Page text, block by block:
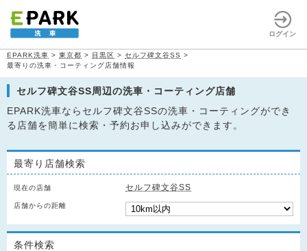
ログイン
EPARK洗車 > 東京都 > 目黒区 > セルフ碑文谷SS >
最寄りの洗車・コーティング店舗情報
セルフ碑文谷SS周辺の洗車・コーティング店舗
EPARK洗車ならセルフ碑文谷SSの洗車・コーティングができ
る店舗を簡単に検索・予約お申し込みができます。
最寄り店舗検索
現在の店舗 セルフ碑文谷SS
店舗からの距離
条件検索